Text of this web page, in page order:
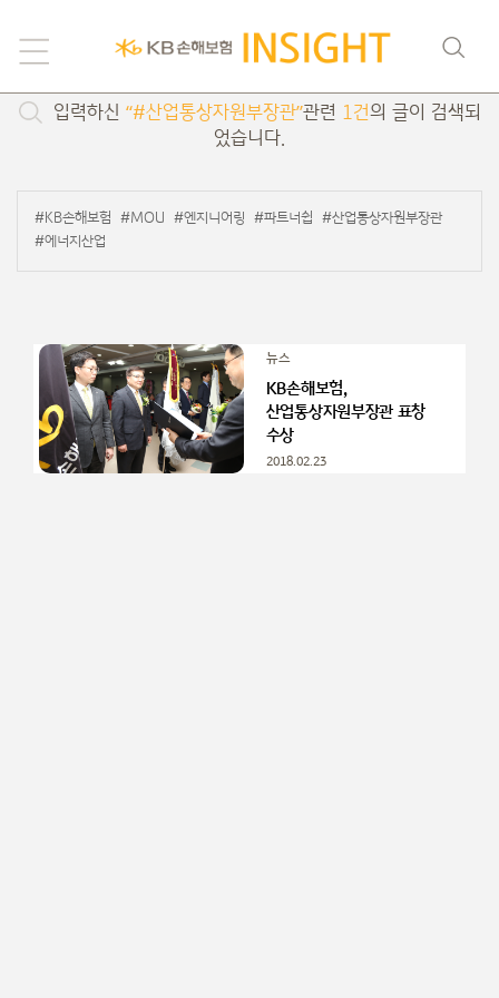
입력하신 “#산업통상자원부장관”관련 1건의 글이 검색되
었습니다.
#KB손해보험 #MOU #엔지니어링 #파트너쉽 #산업통상자원부장관
#에너지산업
뉴스
KB손해보험,
산업통상자원부장관 표창
수상
2018.02.23